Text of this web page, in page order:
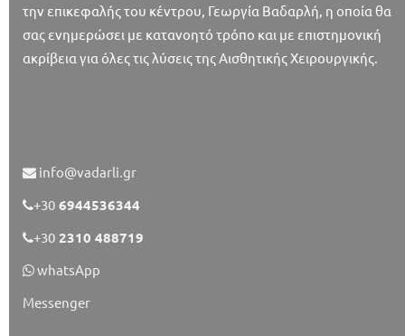
την επικεφαλής του κέντρου, Γεωργία Βαδαρλή, η οποία θα
σας ενημερώσει με κατανοητό τρόπο και με επιστημονική
ακρίβεια για όλες τις λύσεις της Αισθητικής Χειρουργικής.
info@vadarli.gr
+30 6944536344
+30 2310 488719
whatsApp
Messenger